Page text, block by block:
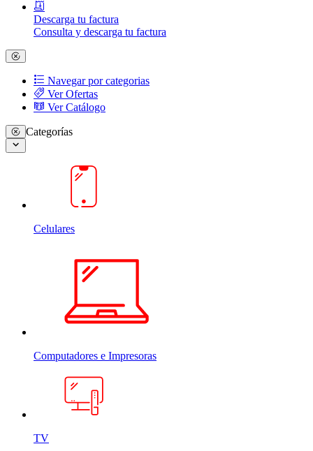
Descarga tu factura
Consulta y descarga tu factura
Navegar por categorias
Ver Ofertas
Ver Catálogo
Categorías
Celulares
Computadores e Impresoras
TV